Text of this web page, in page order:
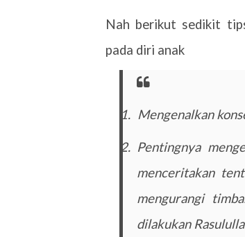
Nah berikut sedikit
pada diri anak
1. Mengenalkan
2. Pentingnya
menceritakan
mengurangi
dilakukan